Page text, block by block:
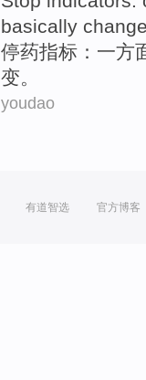
basically change
停药指标 ： 一方
变。
youdao
有道智选 官方博客